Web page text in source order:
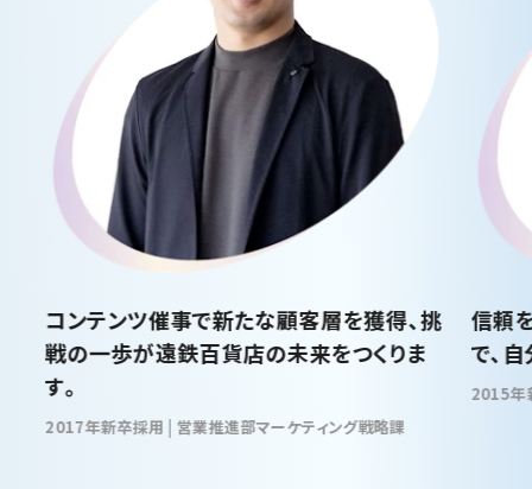
な顧客層を獲得、挑
の未来をつくりま
用 | 営業推進部マーケティング戦略課
信頼を紡ぎ、お客様の想い
で、自分自身も成長してい
2015年新卒採用 | 外商部 外商営業